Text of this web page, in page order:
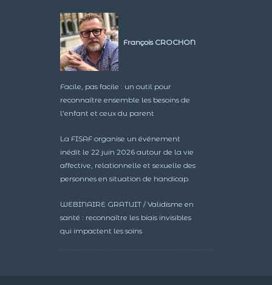
François CROCHON
Facile, pas facile : un outil pour
reconnaître ensemble les besoins de
l’enfant et ceux du parent
La FISAF organise un événement
inédit le 22 juin 2026 autour de la vie
affective, relationnelle et sexuelle des
personnes en situation de handicap.
WEBINAIRE GRATUIT / Validisme en
santé : reconnaître les biais invisibles
qui impactent les soins